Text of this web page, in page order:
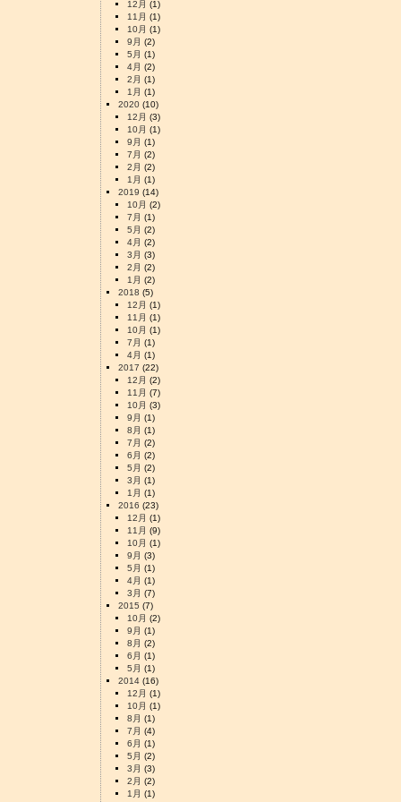
12月 (1)
11月 (1)
10月 (1)
9月 (2)
5月 (1)
4月 (2)
2月 (1)
1月 (1)
2020 (10)
12月 (3)
10月 (1)
9月 (1)
7月 (2)
2月 (2)
1月 (1)
2019 (14)
10月 (2)
7月 (1)
5月 (2)
4月 (2)
3月 (3)
2月 (2)
1月 (2)
2018 (5)
12月 (1)
11月 (1)
10月 (1)
7月 (1)
4月 (1)
2017 (22)
12月 (2)
11月 (7)
10月 (3)
9月 (1)
8月 (1)
7月 (2)
6月 (2)
5月 (2)
3月 (1)
1月 (1)
2016 (23)
12月 (1)
11月 (9)
10月 (1)
9月 (3)
5月 (1)
4月 (1)
3月 (7)
2015 (7)
10月 (2)
9月 (1)
8月 (2)
6月 (1)
5月 (1)
2014 (16)
12月 (1)
10月 (1)
8月 (1)
7月 (4)
6月 (1)
5月 (2)
3月 (3)
2月 (2)
1月 (1)